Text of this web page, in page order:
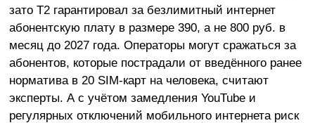
зато T2 гарантировал за безлимитный интернет
абонентскую плату в размере 390, а не 800 руб. в
месяц до 2027 года. Операторы могут сражаться за
абонентов, которые пострадали от введённого ранее
норматива в 20 SIM-карт на человека, считают
эксперты. А с учётом замедления YouTube и
регулярных отключений мобильного интернета риск